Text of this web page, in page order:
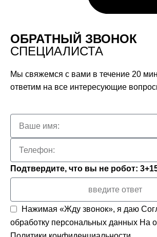
ОБРАТНЫЙ ЗВОНОК
СПЕЦИАЛИСТА
Мы свяжемся с вами в течение 20
ответим на все интересующие
Подтвердите, что вы не робот:
Нажимая «Жду звонок», я даю
обработку персональных данных На